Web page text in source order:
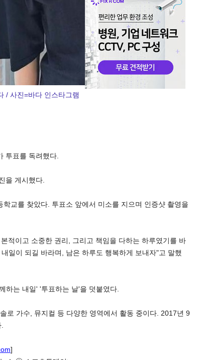
/ 사진=바다 인스타그램
투표를 독려했다.
을 게시했다.
교를 찾았다. 투표소 앞에서 미소를 지으며 인증샷 촬영을
적이고 소중한 권리, 그리고 책임을 다하는 하루였기를 바
일이 되길 바라며, 남은 하루도 행복하게 보내자"고 말했
하는 내일' '투표하는 날'을 덧붙였다.
로 가수, 뮤지컬 등 다양한 영역에서 활동 중이다. 2017년 9
]